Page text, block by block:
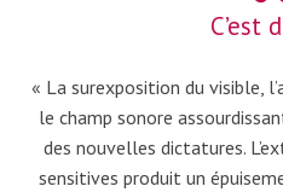
C’est
« La surexposition du visible,
le champ sonore
des nouvelles dictatures.
sensitives produit un